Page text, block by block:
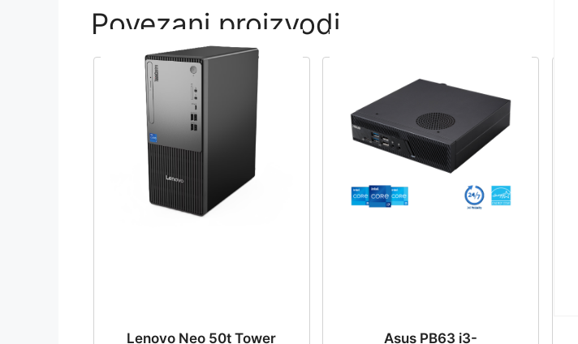
Povezani proizvodi
Lenovo Neo 50t Tower
Asus PB63 i3-